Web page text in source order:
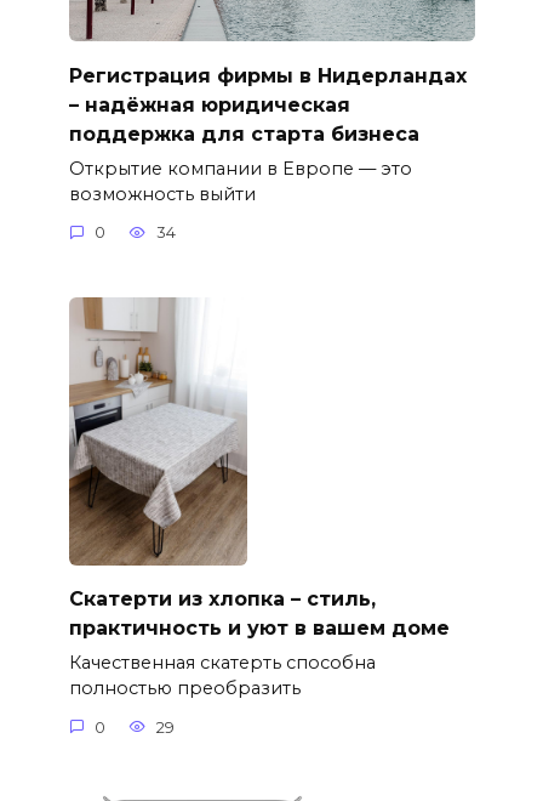
Регистрация фирмы в Нидерландах
– надёжная юридическая
поддержка для старта бизнеса
Открытие компании в Европе — это
возможность выйти
0 34
Скатерти из хлопка – стиль,
практичность и уют в вашем доме
Качественная скатерть способна
полностью преобразить
0 29